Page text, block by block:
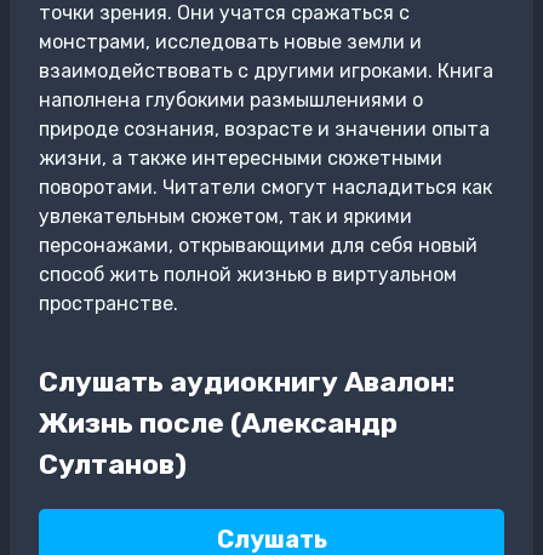
точки зрения. Они учатся сражаться с
монстрами, исследовать новые земли и
взаимодействовать с другими игроками. Книга
наполнена глубокими размышлениями о
природе сознания, возрасте и значении опыта
жизни, а также интересными сюжетными
поворотами. Читатели смогут насладиться как
увлекательным сюжетом, так и яркими
персонажами, открывающими для себя новый
способ жить полной жизнью в виртуальном
пространстве.
Слушать аудиокнигу Авалон:
Жизнь после (Александр
Султанов)
Слушать